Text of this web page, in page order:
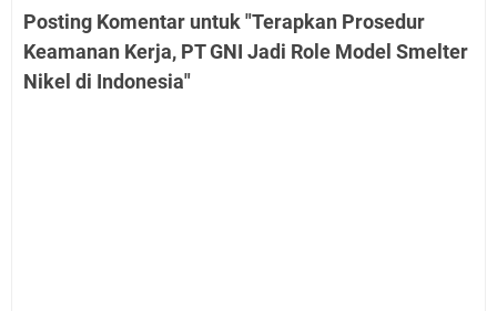
Posting Komentar untuk "Terapkan Prosedur
Keamanan Kerja, PT GNI Jadi Role Model Smelter
Nikel di Indonesia"